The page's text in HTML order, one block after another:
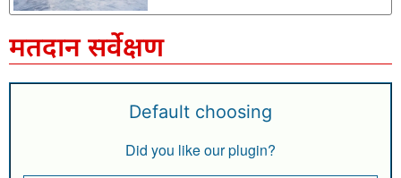
मतदान सर्वेक्षण
Default choosing
Did you like our plugin?